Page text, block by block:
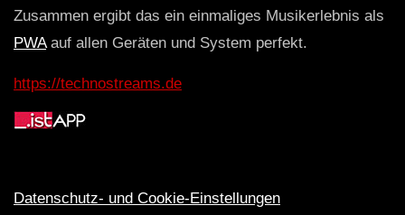
Zusammen ergibt das ein einmaliges Musikerlebnis als
PWAauf allen Geräten und System perfekt.
https://technostreams.de
Datenschutz- und Cookie-Einstellungen